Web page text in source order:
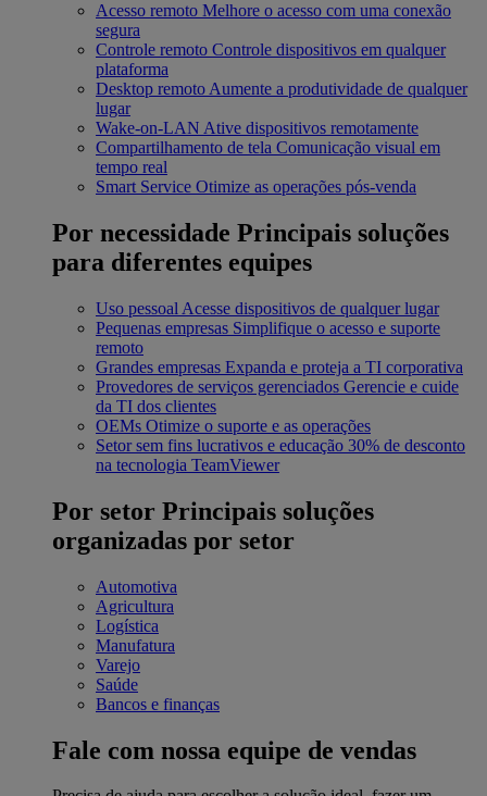
Acesso remoto Melhore o acesso com uma conexão
segura
Controle remoto Controle dispositivos em qualquer
plataforma
Desktop remoto Aumente a produtividade de qualquer
lugar
Wake-on-LAN Ative dispositivos remotamente
Compartilhamento de tela Comunicação visual em
tempo real
Smart Service Otimize as operações pós-venda
Por necessidade Principais soluções
para diferentes equipes
Uso pessoal Acesse dispositivos de qualquer lugar
Pequenas empresas Simplifique o acesso e suporte
remoto
Grandes empresas Expanda e proteja a TI corporativa
Provedores de serviços gerenciados Gerencie e cuide
da TI dos clientes
OEMs Otimize o suporte e as operações
Setor sem fins lucrativos e educação 30% de desconto
na tecnologia TeamViewer
Por setor Principais soluções
organizadas por setor
Automotiva
Agricultura
Logística
Manufatura
Varejo
Saúde
Bancos e finanças
Fale com nossa equipe de vendas